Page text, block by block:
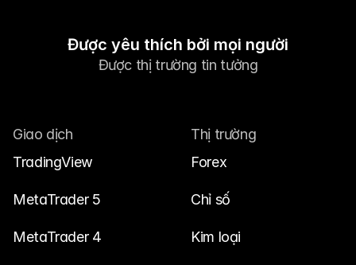
Được yêu thích bởi mọi người
Được thị trường tin tưởng
Giao dịch
TradingView
MetaTrader 5
MetaTrader 4
Thị trường
Forex
Chỉ số
Kim loại